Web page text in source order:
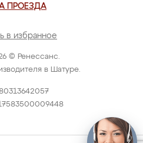
© Ренессанс.
в Шатуре.
ПРОЕЗДА
в избранное